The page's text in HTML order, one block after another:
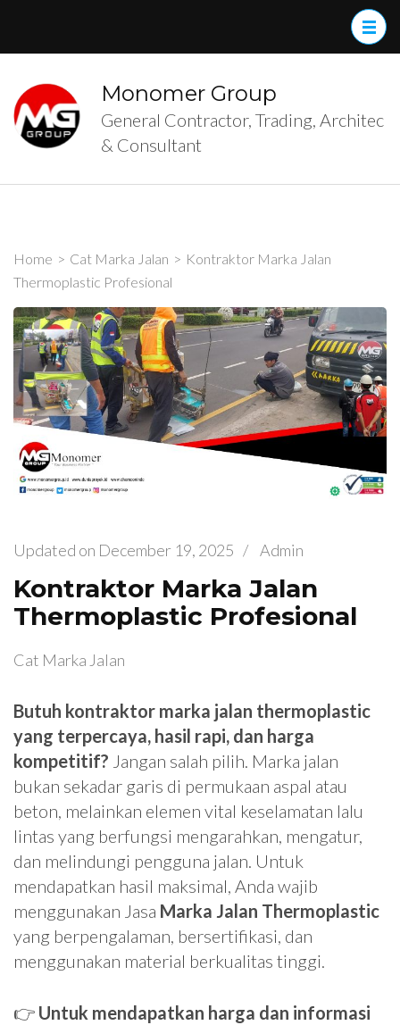
(Press
Enter)
Monomer Group
General Contractor, Trading, Architec
& Consultant
Home > Cat Marka Jalan > Kontraktor Marka Jalan
Thermoplastic Profesional
Updated on December 19, 2025 / Admin
Kontraktor Marka Jalan
Thermoplastic Profesional
Cat Marka Jalan
Butuh kontraktor marka jalan thermoplastic
yang terpercaya, hasil rapi, dan harga
kompetitif? Jangan salah pilih. Marka jalan
bukan sekadar garis di permukaan aspal atau
beton, melainkan elemen vital keselamatan lalu
lintas yang berfungsi mengarahkan, mengatur,
dan melindungi pengguna jalan. Untuk
mendapatkan hasil maksimal, Anda wajib
menggunakan Jasa Marka Jalan Thermoplastic
yang berpengalaman, bersertifikasi, dan
menggunakan material berkualitas tinggi.
👉 Untuk mendapatkan harga dan informasi